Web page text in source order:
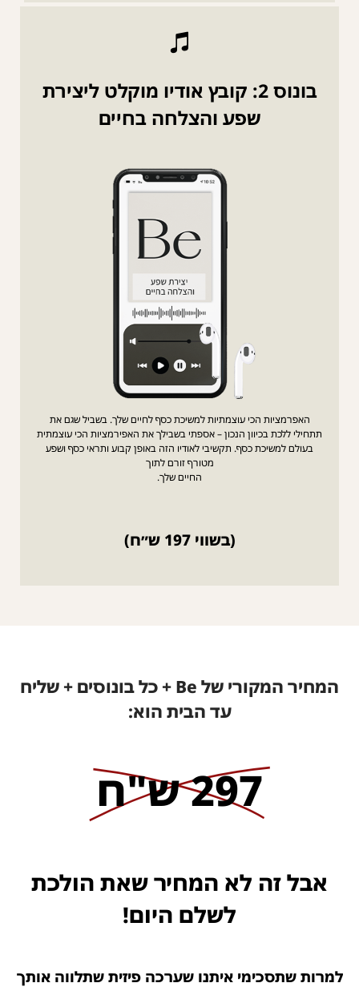
בונוס 2: קובץ אודיו מוקלט ליצירת
שפע והצלחה בחיים
האפרמציות הכי עוצמתיות למשיכת כסף לחיים שלך. בשביל שגם את
תתחילי ללכת בכיוון הנכון – אספתי בשבילך את האפירמציות הכי עוצמתית
בעולם למשיכת כסף. תקשיבי לאודיו הזה באופן קבוע ותראי כסף ושפע
מטורף זורם לתוך
החיים שלך.
(בשווי 197 ש״ח)
המחיר המקורי של Be + כל בונוסים + שליח
עד הבית הוא:
297 ש"ח
אבל זה לא המחיר שאת הולכת
לשלם היום!
למרות שתסכימי איתנו שערכה פיזית שתלווה אותך